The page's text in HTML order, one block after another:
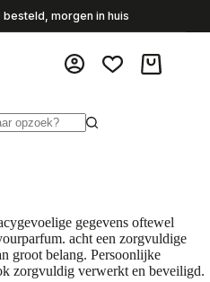
besteld, morgen in huis
gegevens oftewel
acht een zorgvuldige
groot belang. Persoonlijke
zorgvuldig verwerkt en beveiligd.